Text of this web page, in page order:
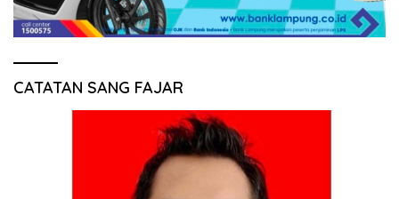
CATATAN SANG FAJAR